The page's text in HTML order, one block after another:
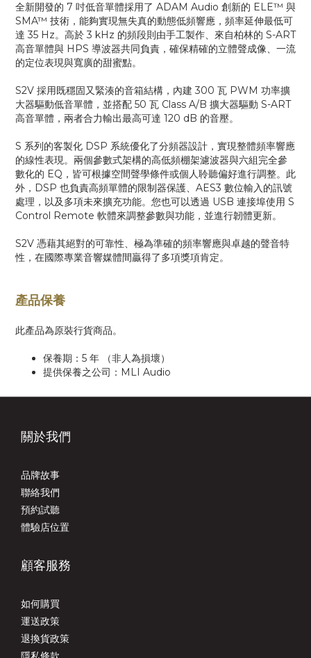
全新開發的 7 吋低音單體採用了 ADAM Audio 創新的 ELE™ 與
SMA™ 技術，能夠實現無失真的動態低頻響應，頻率延伸最低可
達 35 Hz。高於 3 kHz 的頻段則由手工製作、來自柏林的 S-ART
高音單體與 HPS 導波器共同負責，確保精確的立體聲成像、一流
的定位表現與寬廣的甜蜜點。
S2V 採用既穩固又緊湊的音箱結構，內建 300 瓦 PWM 功率擴
大器驅動低音單體，並搭配 50 瓦 Class A/B 擴大器驅動 S-ART
高音單體，兩者合力輸出最高可達 120 dB 的音壓。
S 系列的客製化 DSP 系統優化了分頻器設計，實現整體頻率響應
的線性表現。兩個參數式架構的高低頻棚架濾波器與六組完全參
數化的 EQ，皆可根據空間聲學條件或個人聆聽偏好進行調整。此
外，DSP 也負責高頻單體的限制器保護、AES3 數位輸入的訊號
處理，以及多項未來擴充功能。您也可以透過 USB 連接埠使用 S
Control Remote 軟體來調整參數與功能，並進行韌體更新。
S2V 憑藉其絕對的可靠性、極為準確的頻率響應與卓越的聲音特
性，在國際專業音響媒體間贏得了多項獎項肯定。
產品保養
此產品為原裝行貨商品。
保養期：5 年 （非人為損壞）
提供保養之公司：MLI Audio
關於我們
品牌故事
聯絡我們
預約試聽
體驗店位置
顧客服務
如何購買
運送政策
退換貨政策